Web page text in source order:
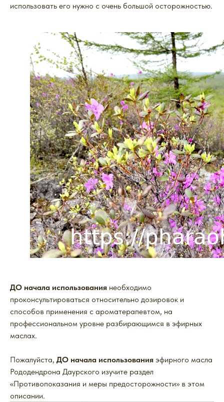
использовать его нужно с очень большой осторожностью.
ДО начала использования необходимо
проконсультироваться относительно дозировок и
способов применения с ароматерапевтом, на
профессиональном уровне разбирающимся в эфирных
маслах.
Пожалуйста, ДО начала использования эфирного масла
Рододендрона Даурского изучите раздел
«Противопоказания и меры предосторожности» в этом
описании.